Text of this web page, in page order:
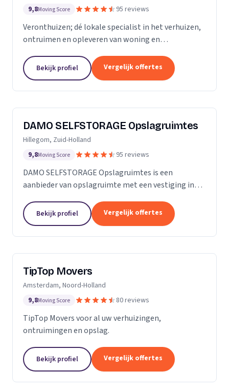
9,8Moving Score 95 reviews
Veronthuizen; dé lokale specialist in het verhuizen,
ontruimen en opleveren van woning en
partner. Klanttevredenheid en een zorgeloze service
staat...
Bekijk profiel Vergelijk offertes
DAMO SELFSTORAGE Opslagruimtes
Hillegom, Zuid-Holland
9,8Moving Score 95 reviews
DAMO SELFSTORAGE Opslagruimtes is een
aanbieder van opslagruimte met een vestiging in
Bekijk profiel Vergelijk offertes
TipTop Movers
Amsterdam, Noord-Holland
9,8Moving Score 80 reviews
TipTop Movers voor al uw verhuizingen,
ontruimingen en opslag.
Bekijk profiel Vergelijk offertes